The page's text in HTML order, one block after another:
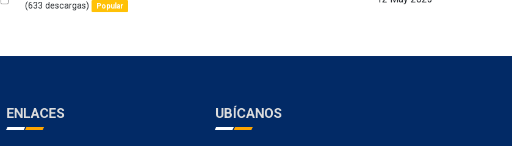
d
(633 descargas) Popular
ENLACES UBÍCANOS